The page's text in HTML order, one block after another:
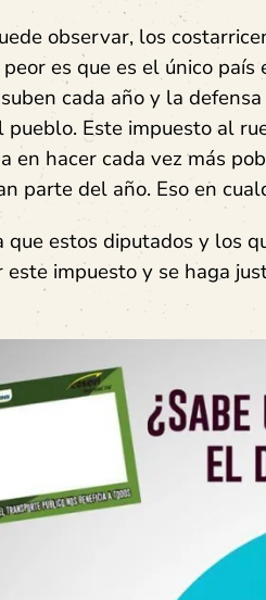
observar, los
es que es el único
cada año y la
pueblo. Este impuesto al
en hacer cada vez más
parte del año. Eso en
que estos diputados y los
impuesto y se haga